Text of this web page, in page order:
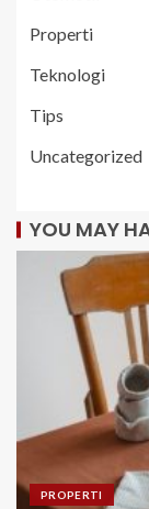
Properti
Teknologi
Tips
Uncategorized
YOU MAY
PROPERTI